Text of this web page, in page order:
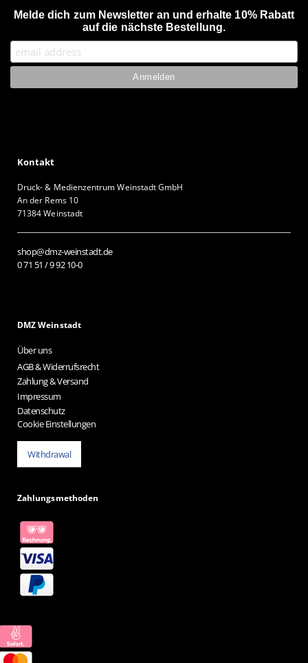
Melde dich zum Newsletter an und erhalte 10% Rabatt
auf die nächste Bestellung.
Kontakt
Druck- & Medienzentrum Weinstadt GmbH
An der Rems 10
71384 Weinstadt
shop@dmz-weinstadt.de
0 71 51 / 9 92 10-0
DMZ Weinstadt
Über uns
AGB & Widerrufsrecht
Zahlung & Versand
Impressum
Datenschutz
Cookie Einstellungen
Withdrawal
Zahlungsmethoden